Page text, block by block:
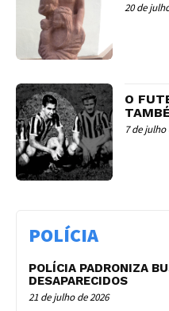
20 de
O
7 de julho
POLÍCIA
POLÍCIA PADRONIZA
DESAPARECIDOS
21 de julho de 2026